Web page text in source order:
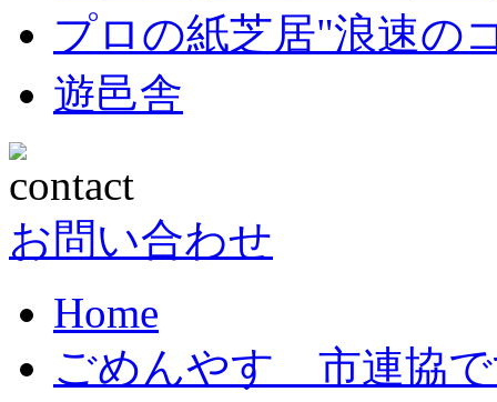
プロの紙芝居"浪速の
遊邑舎
お問い合わせ
Home
ごめんやす 市連協